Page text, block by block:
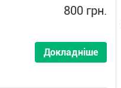
800 грн.
Докладніше